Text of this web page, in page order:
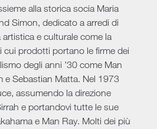
alla storica socia Maria
Simon, dedicato a arredi di
e culturale come la
cui prodotti portano le firme dei
degli anni ’30 come Man
e Sebastian Matta. Nel 1973
assumendo la direzione
e portandovi tutte le sue
e Man Ray. Molti dei più